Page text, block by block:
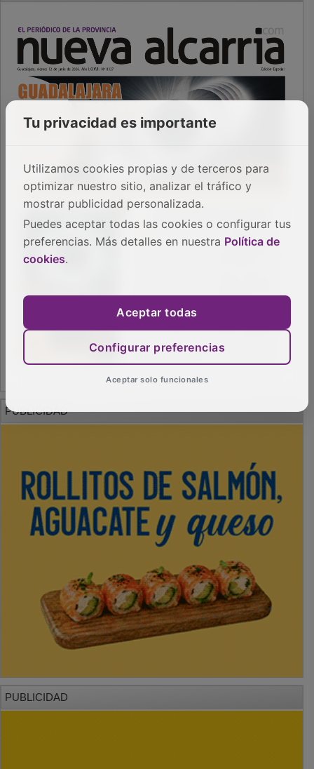
PUBLICIDAD
Tu privacidad es importante
Utilizamos cookies propias y de terceros para
optimizar nuestro sitio, analizar el tráfico y
mostrar publicidad personalizada.
Puedes aceptar todas las cookies o configurar tus
preferencias. Más detalles en nuestra Política de
cookies.
Aceptar todas
Configurar preferencias
Aceptar solo funcionales